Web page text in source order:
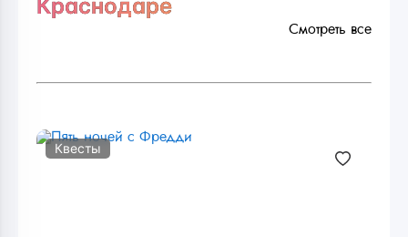
Краснодаре
Смотреть все
Квесты